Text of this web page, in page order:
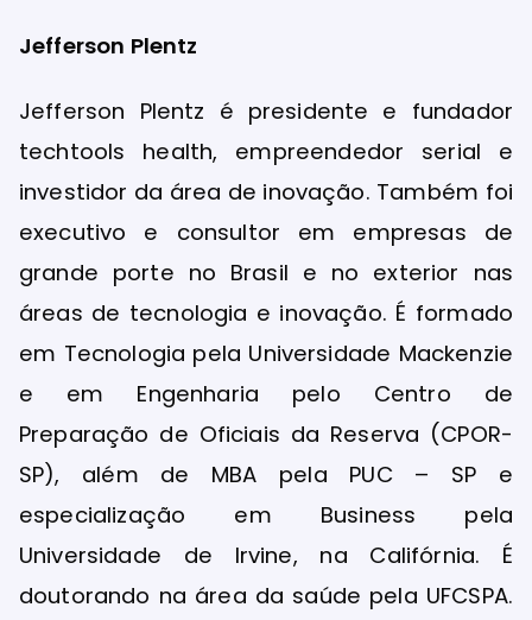
Jefferson Plentz
Jefferson Plentz é presidente e fundador
techtools health, empreendedor serial e
investidor da área de inovação. Também foi
executivo e consultor em empresas de
grande porte no Brasil e no exterior nas
áreas de tecnologia e inovação. É formado
em Tecnologia pela Universidade Mackenzie
e em Engenharia pelo Centro de
Preparação de Oficiais da Reserva (CPOR-
SP), além de MBA pela PUC – SP e
especialização em Business pela
Universidade de Irvine, na Califórnia. É
doutorando na área da saúde pela UFCSPA.